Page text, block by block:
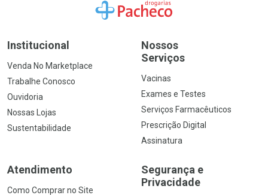
Ir para a Home
Institucional
Venda No Marketplace
Trabalhe Conosco
Ouvidoria
Nossas Lojas
Sustentabilidade
Nossos
Serviços
Vacinas
Exames e Testes
Serviços Farmacêuticos
Prescrição Digital
Assinatura
Atendimento
Como Comprar no Site
Segurança e
Privacidade